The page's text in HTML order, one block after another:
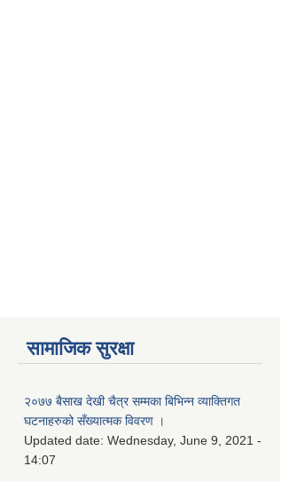
सामाजिक सुरक्षा
२०७७ बैसाख देखी चैत्र सम्मका बिभिन्न व्याक्तिगत
घटनाहरुको सँख्यात्मक विवरण ।
Updated date: Wednesday, June 9, 2021 -
14:07